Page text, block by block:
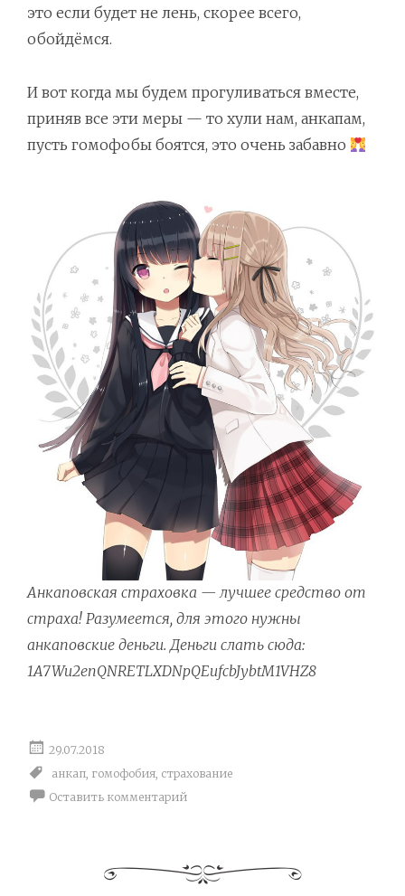
это если будет не лень, скорее всего,
обойдёмся.
И вот когда мы будем прогуливаться вместе,
приняв все эти меры — то хули нам, анкапам,
пусть гомофобы боятся, это очень забавно
Анкаповская страховка — лучшее средство от
страха! Разумеется, для этого нужны
анкаповские деньги. Деньги слать сюда:
1A7Wu2enQNRETLXDNpQEufcbJybtM1VHZ8
29.07.2018
анкап, гомофобия, страхование
Оставить комментарий